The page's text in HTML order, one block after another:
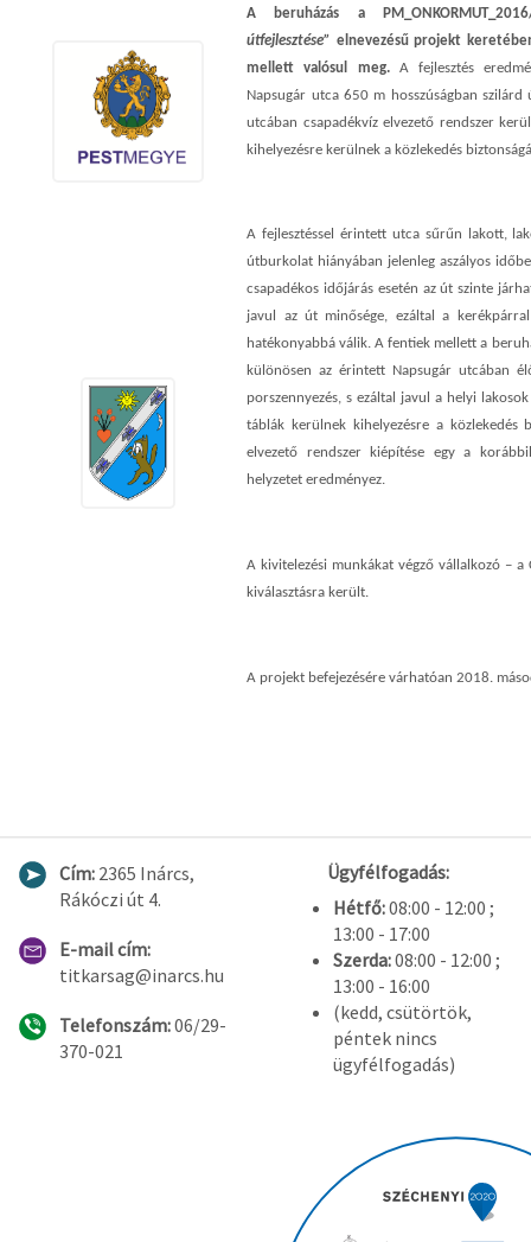
A beruházás a
útfejlesztése” elnevezésű projekt
mellett valósul meg.A fejlesztés
Napsugár utca 650 m hosszúságban
utcában csapadékvíz elvezető rendszer
kihelyezésre kerülnek a közlekedés
A fejlesztéssel érintett utca sűrűn lakott,
útburkolat hiányában jelenleg aszályos
csapadékos időjárás esetén az út szinte
javul az út minősége, ezáltal a
hatékonyabbá válik. A fentiek mellett a
különösen az érintett Napsugár utcában
porszennyezés, s ezáltal javul a helyi
táblák kerülnek kihelyezésre a közlekedés
elvezető rendszer kiépítése egy a
helyzetet eredményez.
A kivitelezési munkákat végző vállalkozó – a
kiválasztásra került.
A projekt befejezésére várhatóan 2018.
Cím: 2365 Inárcs,
Rákóczi út 4.
E-mail cím:
titkarsag@inarcs.hu
Telefonszám:06/29-
370-021
Ügyfélfogadás:
Hétfő:08:00 - 12:00 ;
13:00 - 17:00
Szerda:08:00 - 12:00 ;
13:00 - 16:00
(kedd, csütörtök,
péntek nincs
ügyfélfogadás)